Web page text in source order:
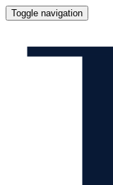
Toggle navigation